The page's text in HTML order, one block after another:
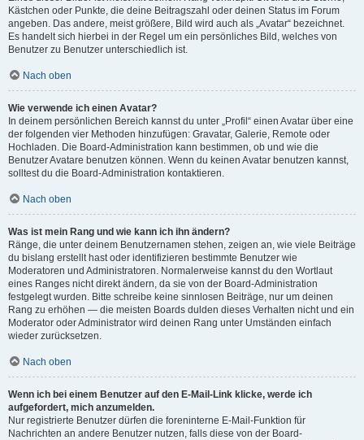
Kästchen oder Punkte, die deine Beitragszahl oder deinen Status im Forum
angeben. Das andere, meist größere, Bild wird auch als „Avatar“ bezeichnet.
Es handelt sich hierbei in der Regel um ein persönliches Bild, welches von
Benutzer zu Benutzer unterschiedlich ist.
Nach oben
Wie verwende ich einen Avatar?
In deinem persönlichen Bereich kannst du unter „Profil“ einen Avatar über eine
der folgenden vier Methoden hinzufügen: Gravatar, Galerie, Remote oder
Hochladen. Die Board-Administration kann bestimmen, ob und wie die
Benutzer Avatare benutzen können. Wenn du keinen Avatar benutzen kannst,
solltest du die Board-Administration kontaktieren.
Nach oben
Was ist mein Rang und wie kann ich ihn ändern?
Ränge, die unter deinem Benutzernamen stehen, zeigen an, wie viele Beiträge
du bislang erstellt hast oder identifizieren bestimmte Benutzer wie
Moderatoren und Administratoren. Normalerweise kannst du den Wortlaut
eines Ranges nicht direkt ändern, da sie von der Board-Administration
festgelegt wurden. Bitte schreibe keine sinnlosen Beiträge, nur um deinen
Rang zu erhöhen — die meisten Boards dulden dieses Verhalten nicht und ein
Moderator oder Administrator wird deinen Rang unter Umständen einfach
wieder zurücksetzen.
Nach oben
Wenn ich bei einem Benutzer auf den E-Mail-Link klicke, werde ich
aufgefordert, mich anzumelden.
Nur registrierte Benutzer dürfen die foreninterne E-Mail-Funktion für
Nachrichten an andere Benutzer nutzen, falls diese von der Board-